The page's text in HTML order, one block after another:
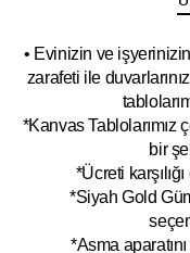
• Evinizin ve
zarafeti ile
*Kanvas Tablolarımız
bir
*Ücreti
*Siyah Gold
*Asma